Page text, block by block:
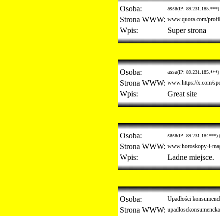
Osoba: assa(IP: 89.231.185.***)
Strona WWW: www.quora.com/
Wpis: Super strona
Osoba: assa(IP: 89.231.185.***)
Strona WWW: www.https://x.com/
Wpis: Great site
Osoba: sasa(IP: 89.231.184***)
Strona WWW: www.horoskopy-i-
Wpis: Ladne miejsce.
Osoba: Upadłości
Strona WWW: